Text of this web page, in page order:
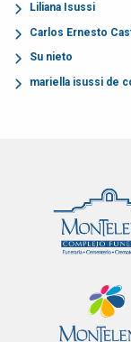
Liliana Isussi
Carlos Ernesto
Su nieto
mariella isussi de